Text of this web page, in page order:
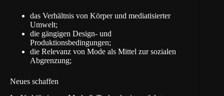
das Verhältnis von Körper und mediatisierter
Umwelt;
die gängigen Design- und
Produktionsbedingungen;
die Relevanz von Mode als Mittel zur sozialen
Abgrenzung;
Neues schaffen